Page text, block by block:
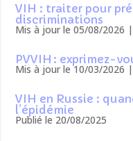
VIH : traiter pour
discriminations
Mis à jour le 05/08/2026
PVVIH : exprimez-
Mis à jour le 10/03/2026
VIH en Russie :
l’épidémie
Publié le 20/08/2025